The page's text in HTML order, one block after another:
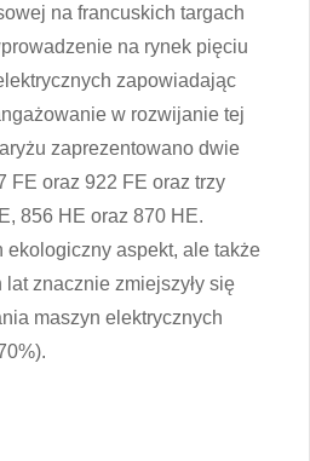
na francuskich targach
na rynek pięciu
zapowiadając
w rozwijanie tej
zaprezentowano dwie
FE oraz 922 FE oraz trzy
856 HE oraz 870 HE.
ekologiczny aspekt, ale także
znacznie zmiejszyły się
maszyn elektrycznych